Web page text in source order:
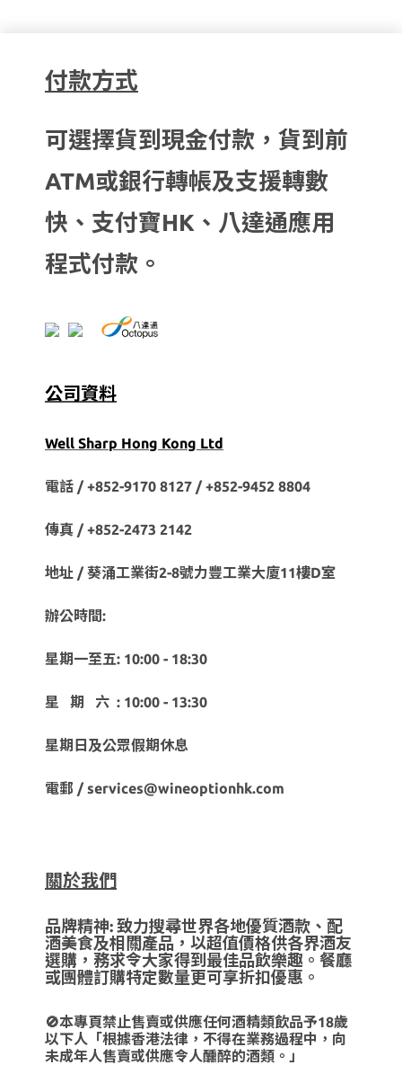
付款方式
可選擇貨到現金付款，貨到前
ATM或銀行轉帳及支援轉數
快、支付寶HK、八達通應用
程式付款。
公司資料
Well Sharp Hong Kong Ltd
電話 / +852-9170 8127 /+852-9452 8804
傳真 / +852-2473 2142
地址 / 葵涌工業街2-8號力豐工業大廈11樓D室
辦公時間:
星期一至五: 10:00 - 18:30
星 期 六 : 10:00 - 13:30
星期日及公眾假期休息
電郵 / services@wineoptionhk.com
關於我們
品牌精神: 致力搜尋世界各地優質酒款、配
酒美食及相關產品，以超值價格供各界酒友
選購，務求令大家得到最佳品飲樂趣。餐廳
或團體訂購特定數量更可享折扣優惠。
🚫本專頁禁止售賣或供應任何酒精類飲品予18歲
以下人「根據香港法律，不得在業務過程中，向
未成年人售賣或供應令人醺醉的酒類。」